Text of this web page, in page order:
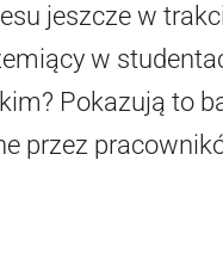
jeszcze w
w
Pokazują to
przez